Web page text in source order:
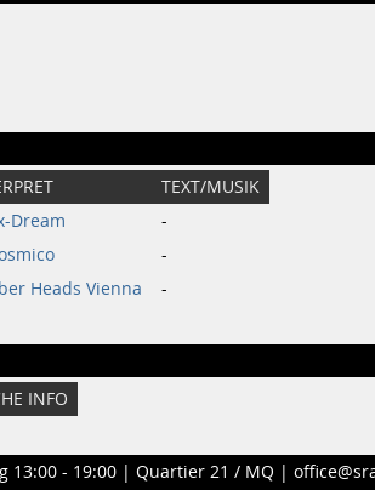
TEXT/MUSIK
Dream
-
-
Heads Vienna -
INFO
13:00 - 19:00 | Quartier 21 / MQ |